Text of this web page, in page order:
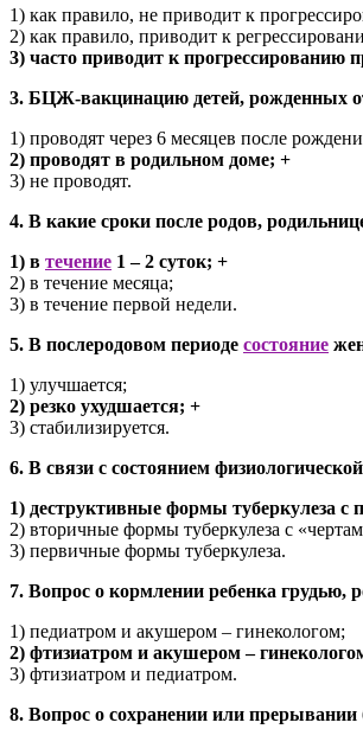
1) как правило, не приводит к
2) как правило, приводит к
3) часто приводит к прогрессированию
3. БЦЖ-вакцинацию детей, рожденных
1) проводят через 6 месяцев после
2) проводят в родильном доме; +
3) не проводят.
4. В какие сроки после родов,
1) в течение 1 – 2 суток; +
2) в течение месяца;
3) в течение первой недели.
5. В послеродовом периоде состояние
1) улучшается;
2) резко ухудшается; +
3) стабилизируется.
6. В связи с состоянием
1) деструктивные формы туберкулеза с
2) вторичные формы туберкулеза с
3) первичные формы туберкулеза.
7. Вопрос о кормлении ребенка грудью,
1) педиатром и акушером – гинекологом;
2) фтизиатром и акушером –
3) фтизиатром и педиатром.
8. Вопрос о сохранении или